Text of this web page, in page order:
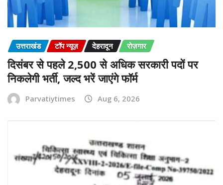
उत्तराखंड टॉप न्यूज़ देहरादून रोज़गार
दिसंबर से पहले 2,500 से अधिक सरकारी पदों पर
निकलेगी भर्ती, जल्द भरें जाएंगे फॉर्म
Parvatiytimes Aug 6, 2026